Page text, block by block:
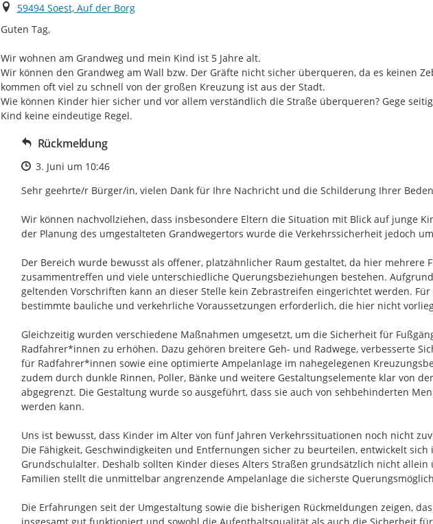
Ort
59494 Soest, Auf der Borg
Guten Tag,
Wir wohnen am Grandweg und mein Kind ist 5 Jahre alt.
Wir können den Grandweg am Wall bzw. Der Gräfte nicht sicher überqueren, da es keinen
kommen oft viel zu schnell von der großen Kreuzung ist aus der Stadt.
Wie können Kinder hier sicher und vor allem verständlich die Straße überqueren? Gege
Kind keine eindeutige Regel.
Rückmeldung
Zeitpunkt des Erstellens
3. Juni um 10:46
Sehr geehrte/r Bürger/in, vielen Dank für Ihre Nachricht und die Schilderung Ihrer
Wir können nachvollziehen, dass insbesondere Eltern die Situation mit Blick auf junge
der Planung des umgestalteten Grandwegertors wurde die Verkehrssicherheit jedoch
Der Bereich wurde bewusst als offener, platzähnlicher Raum gestaltet, da hier mehrere
zusammentreffen und viele unterschiedliche Querungsbeziehungen bestehen.
geltenden Vorschriften kann an dieser Stelle kein Zebrastreifen eingerichtet werden.
bestimmte bauliche und verkehrliche Voraussetzungen erforderlich, die hier nicht
Gleichzeitig wurden verschiedene Maßnahmen umgesetzt, um die Sicherheit für
Radfahrer*innen zu erhöhen. Dazu gehören breitere Geh- und Radwege, verbesserte
für Radfahrer*innen sowie eine optimierte Ampelanlage im nahegelegenen
zudem durch dunkle Rinnen, Poller, Bänke und weitere Gestaltungselemente klar von
abgegrenzt. Die Gestaltung wurde so ausgeführt, dass sie auch von sehbehinderten
werden kann.
Uns ist bewusst, dass Kinder im Alter von fünf Jahren Verkehrssituationen noch nicht
Die Fähigkeit, Geschwindigkeiten und Entfernungen sicher zu beurteilen, entwickelt sich
Grundschulalter. Deshalb sollten Kinder dieses Alters Straßen grundsätzlich nicht
Familien stellt die unmittelbar angrenzende Ampelanlage die sicherste
Die Erfahrungen seit der Umgestaltung sowie die bisherigen Rückmeldungen zeigen,